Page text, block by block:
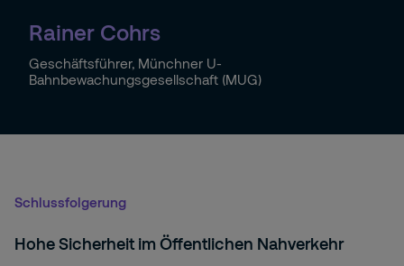
Rainer Cohrs
Geschäftsführer, Münchner U-
Bahnbewachungsgesellschaft (MUG)
Schlussfolgerung
Hohe Sicherheit im Öffentlichen Nahverkehr